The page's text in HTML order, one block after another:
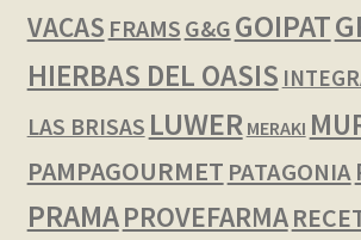
VACAS FRAMS G&G GOIPAT
HIERBAS DEL OASIS
LAS BRISAS LUWER MERAKI
PAMPAGOURMET PATAGONIA
PRAMAPROVEFARMA